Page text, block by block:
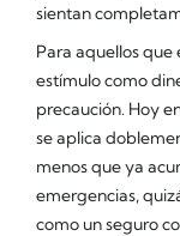
sientan
Para aquellos
estímulo como
precaución. Hoy
se aplica
menos que ya
emergencias,
como un seguro